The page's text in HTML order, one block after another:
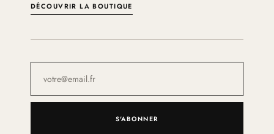
DÉCOUVRIR LA BOUTIQUE
S'ABONNER